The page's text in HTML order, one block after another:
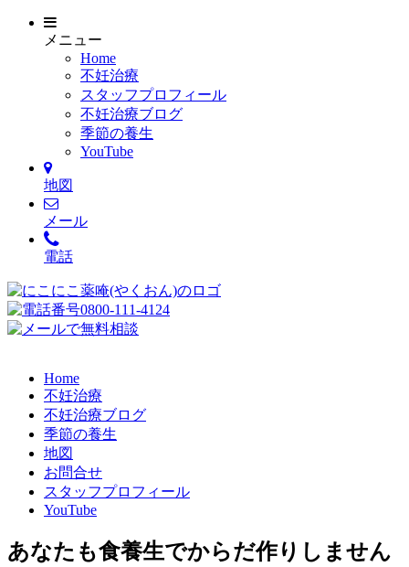
メニュー
Home
不妊治療
スタッフプロフィール
不妊治療ブログ
季節の養生
YouTube
地図
メール
電話
Home
不妊治療
不妊治療ブログ
季節の養生
地図
お問合せ
スタッフプロフィール
YouTube
あなたも食養生でからだ作りしません